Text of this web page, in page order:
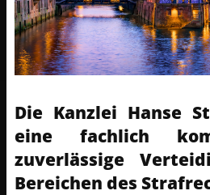
Die Kanzlei Hanse
eine fachlich
zuverlässige
Bereichen des